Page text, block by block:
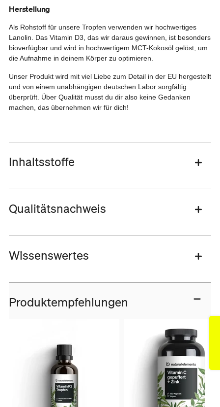
Herstellung
Als Rohstoff für unsere Tropfen verwenden wir hochwertiges
Lanolin. Das Vitamin D3, das wir daraus gewinnen, ist besonders
bioverfügbar und wird in hochwertigem MCT-Kokosöl gelöst, um
die Aufnahme in deinem Körper zu optimieren.
Unser Produkt wird mit viel Liebe zum Detail in der EU hergestellt
und von einem unabhängigen deutschen Labor sorgfältig
überprüft. Über Qualität musst du dir also keine Gedanken
machen, das übernehmen wir für dich!
Inhaltsstoffe
Qualitätsnachweis
Wissenswertes
Produktempfehlungen